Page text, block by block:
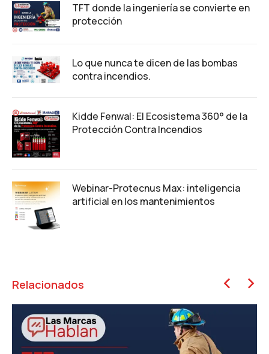
TFT donde la ingeniería se convierte en
protección
Lo que nunca te dicen de las bombas
contra incendios.
Kidde Fenwal: El Ecosistema 360° de la
Protección Contra Incendios
Webinar-Protecnus Max: inteligencia
artificial en los mantenimientos
Relacionados